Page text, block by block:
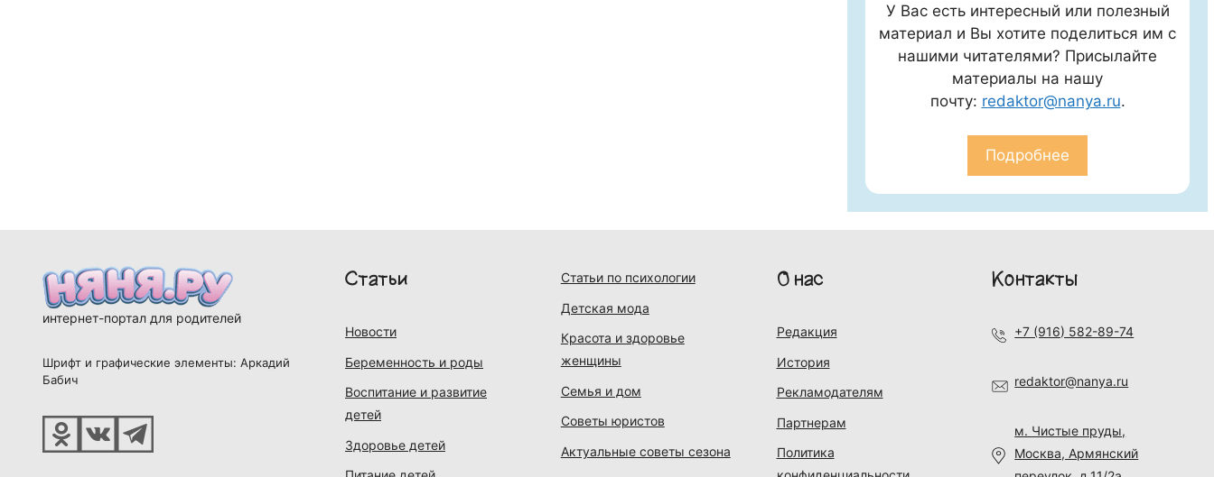
У Вас есть интересный или полезный
материал и Вы хотите поделиться им с
нашими читателями? Присылайте
материалы на нашу
почту: redaktor@nanya.ru.
Подробнее
интернет-портал для родителей
Шрифт и графические элементы: Аркадий
Бабич
Статьи
Новости
Беременность и роды
Воспитание и развитие
детей
Здоровье детей
Статьи по психологии
Детская мода
Красота и здоровье
женщины
Семья и дом
Советы юристов
Актуальные советы сезона
О нас
Редакция
История
Рекламодателям
Партнерам
Политика
Контакты
+7 (916) 582-89-74
redaktor@nanya.ru
м. Чистые пруды,
Москва, Армянский